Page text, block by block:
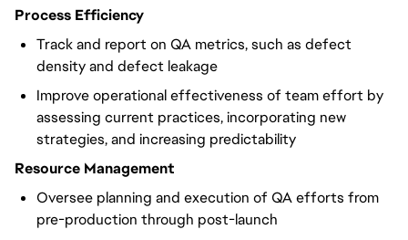
Process Efficiency
Track and report on QA metrics, such as defect
density and defect leakage
Improve operational effectiveness of team effort by
assessing current practices, incorporating new
strategies, and increasing predictability
Resource Management
Oversee planning and execution of QA efforts from
pre-production through post-launch